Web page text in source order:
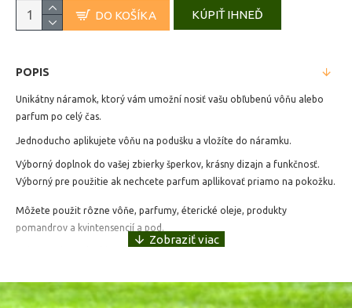
DO KOŠÍKA KÚPIŤ IHNEĎ
POPIS
Unikátny náramok, ktorý vám umožní nosiť vašu obľubenú vôňu alebo
parfum po celý čas.
Jednoducho aplikujete vôňu na podušku a vložíte do náramku.
Výborný doplnok do vašej zbierky šperkov, krásny dizajn a funkčnosť.
Výborný pre použitie ak nechcete parfum apllikovať priamo na pokožku.
Môžete použit rôzne vôňe, parfumy, éterické oleje, produkty
pomandrov a kvintensencií a pod.
Náramok sa dodáva s nylonovým popruhom a piatimi
Materiál: nerezová oceľ, nylon